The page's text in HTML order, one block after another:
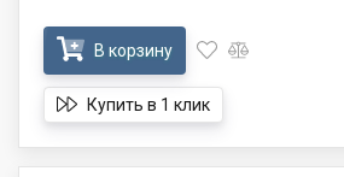
В корзину
Купить в 1 клик